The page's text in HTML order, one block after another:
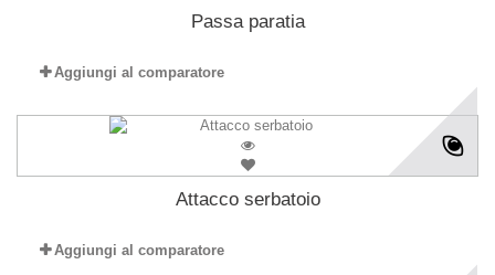
Passa paratia
Aggiungi al comparatore
Attacco serbatoio
Aggiungi al comparatore